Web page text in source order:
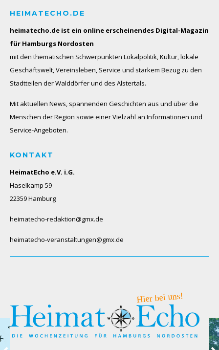
HEIMATECHO.DE
heimatecho.de ist ein online erscheinendes Digital-Magazin
für Hamburgs Nordosten
mit den thematischen Schwerpunkten Lokalpolitik, Kultur, lokale
Geschäftswelt, Vereinsleben, Service und starkem Bezug zu den
Stadtteilen der Walddörfer und des Alstertals.
Mit aktuellen News, spannenden Geschichten aus und über die
Menschen der Region sowie einer Vielzahl an Informationen und
Service-Angeboten.
KONTAKT
HeimatEcho e.V. i.G.
Haselkamp 59
22359 Hamburg
heimatecho-redaktion@gmx.de
heimatecho-veranstaltungen@gmx.de